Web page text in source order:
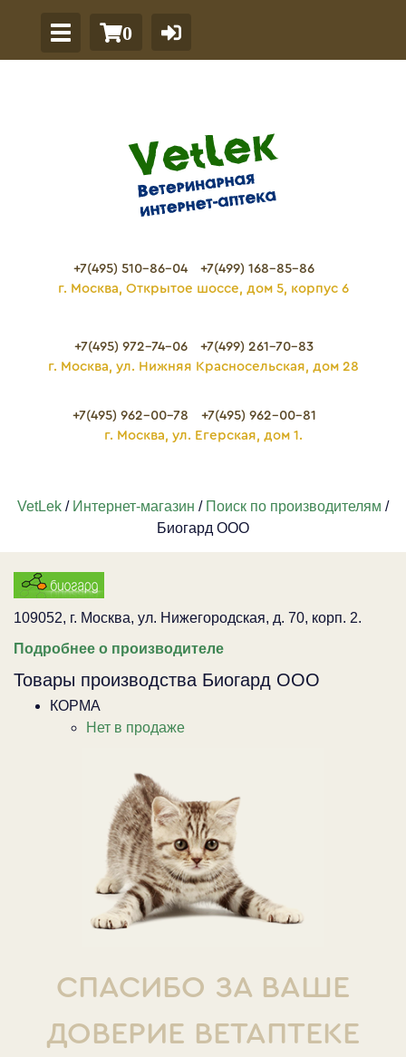
0
+7(495) 510-86-04
+7(499) 168-85-86
г. Москва, Открытое шоссе, дом 5, корпус 6
+7(495) 972-74-06
+7(499) 261-70-83
г. Москва, ул. Нижняя Красносельская, дом 28
+7(495) 962-00-78
+7(495) 962-00-81
г. Москва, ул. Егерская, дом 1.
VetLek / Интернет-магазин / Поиск по производителям /
Биогард ООО
109052, г. Москва, ул. Нижегородская, д. 70, корп. 2.
Подробнее о производителе
Товары производства Биогард ООО
КОРМА
Нет в продаже
СПАСИБО ЗА ВАШЕ
ДОВЕРИЕ ВЕТАПТЕКЕ